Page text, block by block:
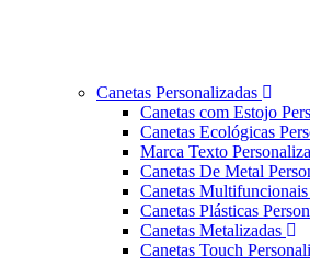
Canetas Personalizadas
Canetas com Estojo
Canetas Ecológicas
Marca Texto
Canetas De Metal
Canetas Multifuncionais
Canetas Plásticas
Canetas Metalizadas
Canetas Touch